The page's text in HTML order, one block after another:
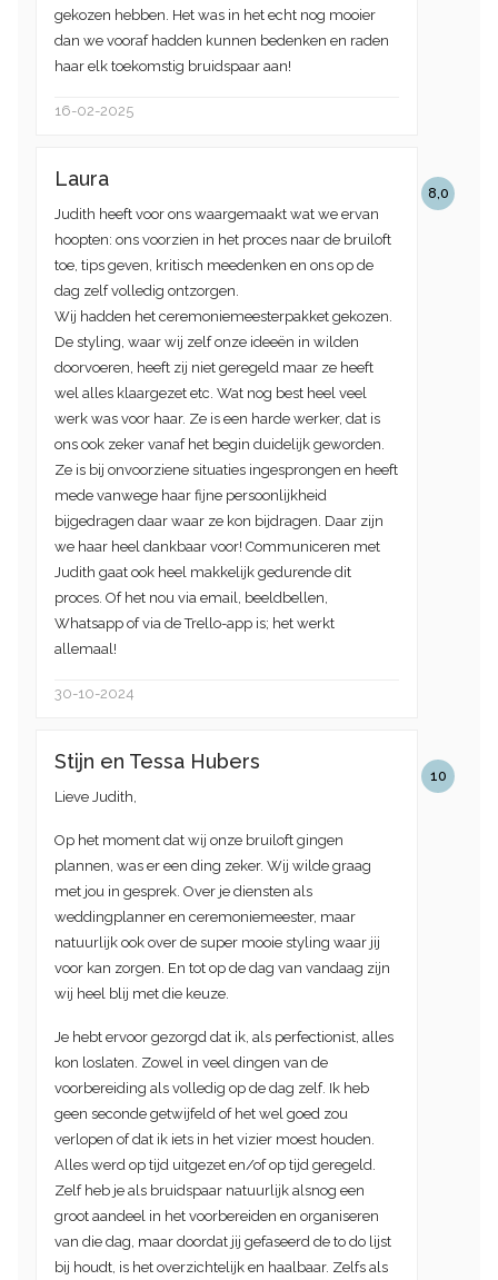
gekozen hebben. Het was in het echt nog mooier
dan we vooraf hadden kunnen bedenken en raden
haar elk toekomstig bruidspaar aan!
16-02-2025
8,0
Laura
Judith heeft voor ons waargemaakt wat we ervan
hoopten: ons voorzien in het proces naar de bruiloft
toe, tips geven, kritisch meedenken en ons op de
dag zelf volledig ontzorgen.
Wij hadden het ceremoniemeesterpakket gekozen.
De styling, waar wij zelf onze ideeën in wilden
doorvoeren, heeft zij niet geregeld maar ze heeft
wel alles klaargezet etc. Wat nog best heel veel
werk was voor haar. Ze is een harde werker, dat is
ons ook zeker vanaf het begin duidelijk geworden.
Ze is bij onvoorziene situaties ingesprongen en heeft
mede vanwege haar fijne persoonlijkheid
bijgedragen daar waar ze kon bijdragen. Daar zijn
we haar heel dankbaar voor! Communiceren met
Judith gaat ook heel makkelijk gedurende dit
proces. Of het nou via email, beeldbellen,
Whatsapp of via de Trello-app is; het werkt
allemaal!
30-10-2024
10
Stijn en Tessa Hubers
Lieve Judith,
Op het moment dat wij onze bruiloft gingen
plannen, was er een ding zeker. Wij wilde graag
met jou in gesprek. Over je diensten als
weddingplanner en ceremoniemeester, maar
natuurlijk ook over de super mooie styling waar jij
voor kan zorgen. En tot op de dag van vandaag zijn
wij heel blij met die keuze.
Je hebt ervoor gezorgd dat ik, als perfectionist, alles
kon loslaten. Zowel in veel dingen van de
voorbereiding als volledig op de dag zelf. Ik heb
geen seconde getwijfeld of het wel goed zou
verlopen of dat ik iets in het vizier moest houden.
Alles werd op tijd uitgezet en/of op tijd geregeld.
Zelf heb je als bruidspaar natuurlijk alsnog een
groot aandeel in het voorbereiden en organiseren
van die dag, maar doordat jij gefaseerd de to do lijst
bij houdt, is het overzichtelijk en haalbaar. Zelfs als